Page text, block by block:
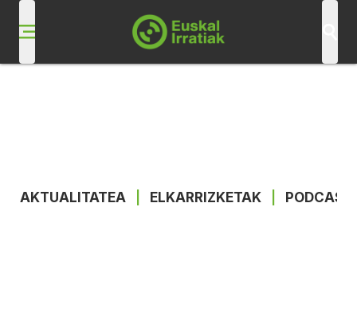
AKTUALITATEA ELKARRIZKETAK